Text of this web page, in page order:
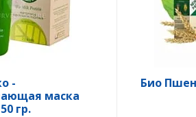
-
маска
гр.
Био